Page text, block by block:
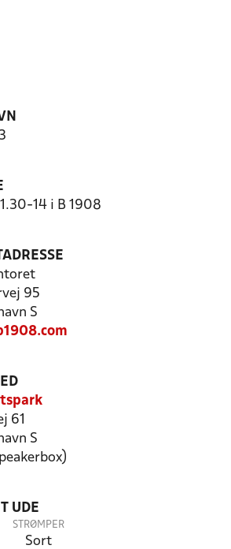
14 i B 1908
95
S
61
S
UDE
STRØMPER
Sort